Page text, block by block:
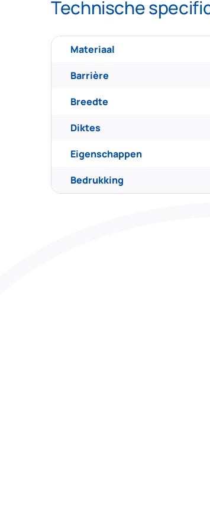
Technische
Materiaal
Barrière
Breedte
Diktes
Eigenschappen
Bedrukking